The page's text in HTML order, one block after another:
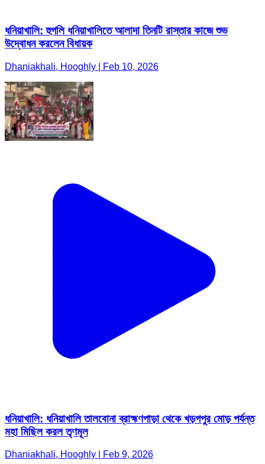
ধনিয়াখালি: হুগলি ধনিয়াখালিতে আলাদা তিনটি রাস্তার কাজে শুভ
উদ্বোধন করলেন বিধায়ক
Dhaniakhali, Hooghly | Feb 10, 2026
ধনিয়াখালি: ধনিয়াখালি তালবোনা ব্রাহ্মণপাড়া থেকে খড়গপুর মোড় পর্যন্ত
মহা মিছিল করল তৃণমূল
Dhaniakhali, Hooghly | Feb 9, 2026